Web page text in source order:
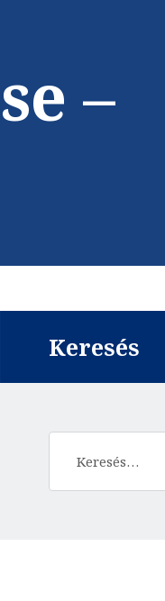
–
Keresés